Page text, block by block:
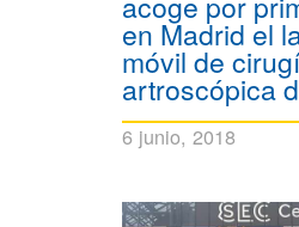
en Madrid el
móvil de
artroscópica
6 junio, 2018